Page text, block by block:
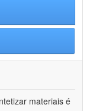
materiais é